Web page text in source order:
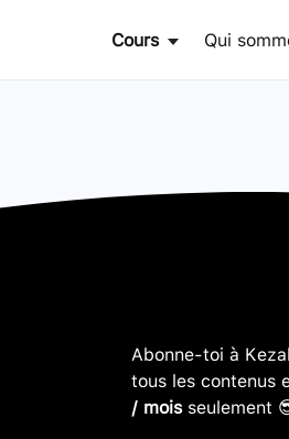
Cours Qui
Abonne-toi à
tous les contenus
/ moisseulement